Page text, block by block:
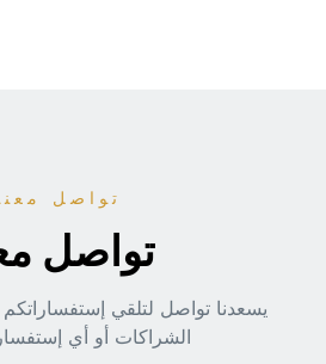
تواصل
تواصل
يسعدنا تواصل لتلقي إستفساراتكم
الشراكات أو أي